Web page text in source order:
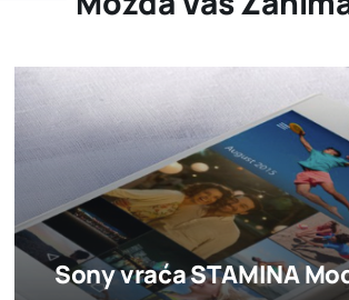
Sony vraća STAMINA